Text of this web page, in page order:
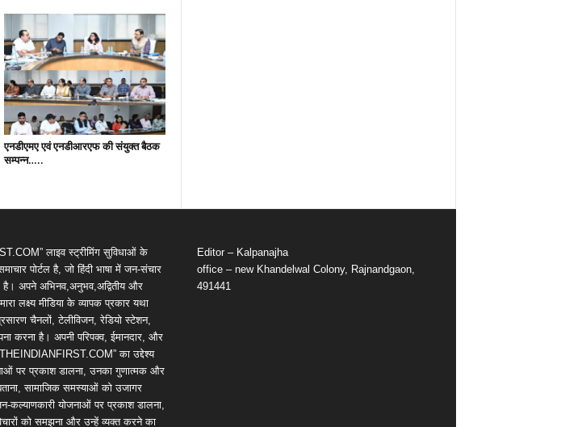
एनडीएमए एवं एनडीआरएफ की संयुक्त बैठक
सम्पन्न…..
लाइव स्ट्रीमिंग सुविधाओं के
पोर्टल है, जो हिंदी भाषा में जन-संचार
अपने अभिनव,अनुभव,अद्वितीय और
लक्ष्य मीडिया के व्यापक प्रकार यथा
चैनलों, टेलीविजन, रेडियो स्टेशन,
करना है। अपनी परिपक्व, ईमानदार, और
का उद्देश्य
पर प्रकाश डालना, उनका गुणात्मक और
सामाजिक समस्याओं को उजागर
कल्याणकारी योजनाओं पर प्रकाश डालना,
को समझना और उन्हें व्यक्त करने का
Editor – Kalpanajha
office – new Khandelwal Colony, Rajnandgaon,
491441